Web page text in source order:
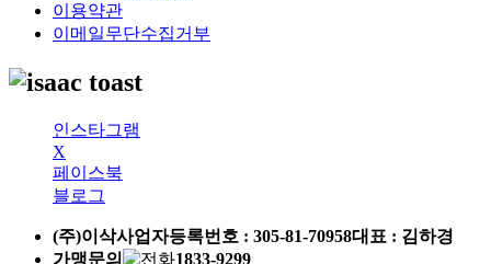
이용약관
이메일무단수집거부
인스타그램
X
페이스북
블로그
(주)이삭사업자등록번호 : 305-81-70958대표 : 김하경
가맹문의
1833-9299